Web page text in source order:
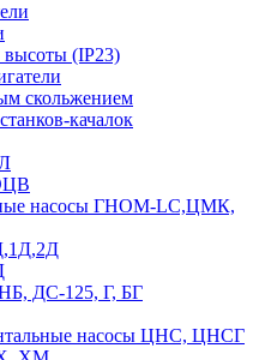
высоты (IP23)
скольжением
качалок
насосы ГНОМ-LC,ЦМК,
ДС-125, Г, БГ
насосы ЦНС, ЦНСГ